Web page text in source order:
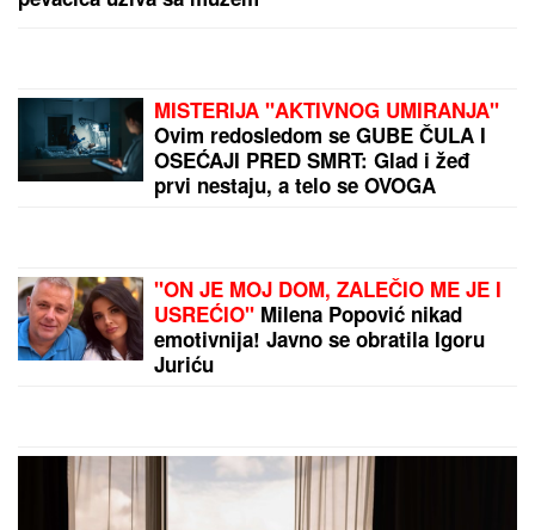
MISTERIJA "AKTIVNOG UMIRANJA"
Ovim redosledom se GUBE ČULA I
OSEĆAJI PRED SMRT: Glad i žeđ
prvi nestaju, a telo se OVOGA
"ON JE MOJ DOM, ZALEČIO ME JE I
USREĆIO" Milena Popović nikad
emotivnija! Javno se obratila Igoru
Juriću